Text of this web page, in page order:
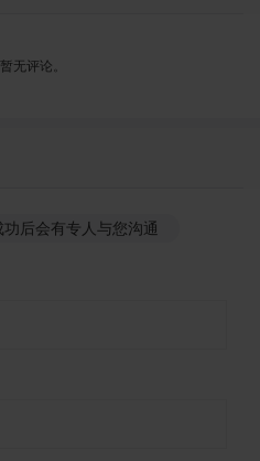
无评论。
后会有专人与您沟通